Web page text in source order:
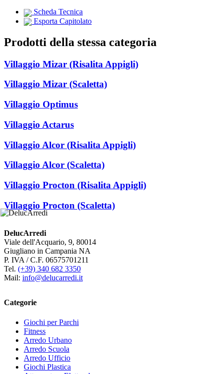
Scheda Tecnica
Esporta Capitolato
Prodotti della stessa categoria
Villaggio Mizar (Risalita Appigli)
Villaggio Mizar (Scaletta)
Villaggio Optimus
Villaggio Actarus
Villaggio Alcor (Risalita Appigli)
Villaggio Alcor (Scaletta)
Villaggio Procton (Risalita Appigli)
Villaggio Procton (Scaletta)
DelucArredi
Viale dell'Acquario, 9, 80014
Giugliano in Campania NA
P. IVA / C.F. 06575701211
Tel. (+39) 340 682 3350
Mail: info@delucarredi.it
Categorie
Giochi per Parchi
Fitness
Arredo Urbano
Arredo Scuola
Arredo Ufficio
Giochi Plastica